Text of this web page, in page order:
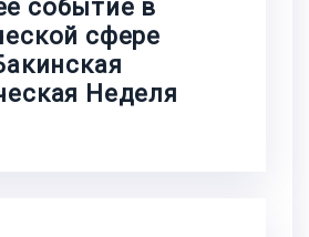
событие в
сфере
Неделя